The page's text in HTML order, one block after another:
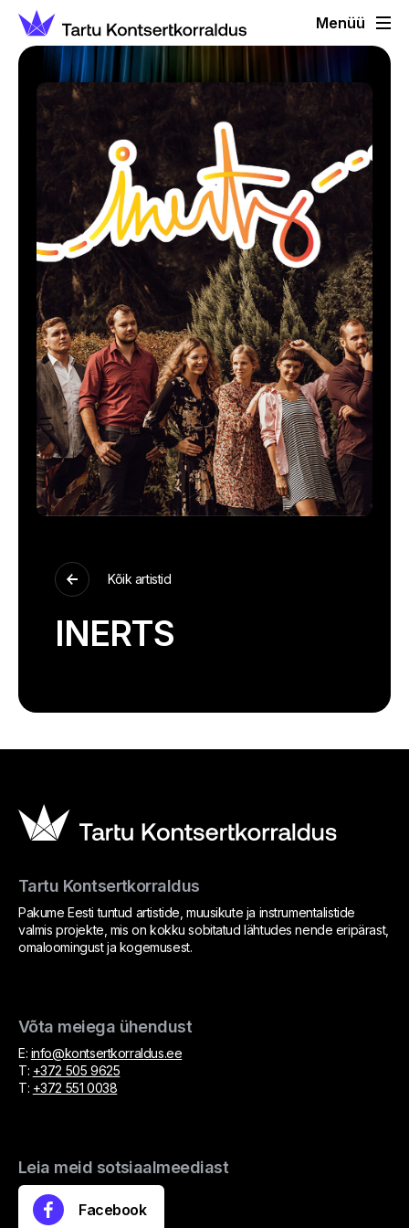
Menüü
Kõik artistid
INERTS
Tartu Kontsertkorraldus
Pakume Eesti tuntud artistide, muusikute ja instrumentalistide
valmis projekte, mis on kokku sobitatud lähtudes nende eripärast,
omaloomingust ja kogemusest.
Võta meiega ühendust
E: info@kontsertkorraldus.ee
T: +372 505 9625
T: +372 551 0038
Leia meid sotsiaalmeediast
Facebook